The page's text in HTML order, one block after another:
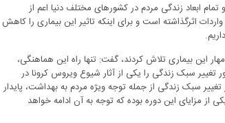
ابعاد زندگی مردم در کشورهای مختلف دنیا اعم از
اثرگذاشته است و برای اینکه تاثیر این بیماری را کاهش
این بیماری تلاش کردند، گفت: تنها راه این هماهنگی،
سبک زندگی را یکی از آثار شیوع ویروس کرونا در
سبک زندگی از جمله توجه ویژه مردم به بهداشت، پایدار
مزایای این دوره بوده که توجه به آن ادامه خواهد